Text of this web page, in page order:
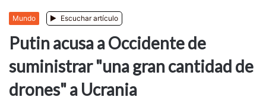
Mundo Escuchar artículo
Putin acusa a Occidente de
suministrar "una gran cantidad de
drones" a Ucrania